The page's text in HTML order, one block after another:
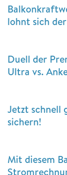
lohnt sich
Duell der
Ultra vs.
Jetzt schnell
sichern!
Mit diesem